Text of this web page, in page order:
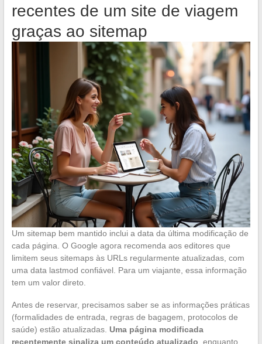
recentes de um site de viagem
graças ao sitemap
Um sitemap bem mantido inclui a data da última modificação de
cada página. O Google agora recomenda aos editores que
limitem seus sitemaps às URLs regularmente atualizadas, com
uma data lastmod confiável. Para um viajante, essa informação
tem um valor direto.
Antes de reservar, precisamos saber se as informações práticas
(formalidades de entrada, regras de bagagem, protocolos de
saúde) estão atualizadas. Uma página modificada
recentemente sinaliza um conteúdo atualizado , enquanto